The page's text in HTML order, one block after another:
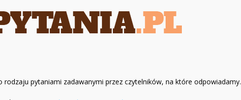
pytaniami zadawanymi przez czytelników, na które odpowiadamy.